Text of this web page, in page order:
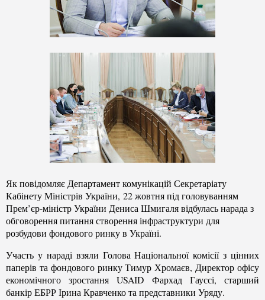
Як повідомляє Департамент комунікацій Секретаріату
Кабінету Міністрів України, 22 жовтня під головуванням
Прем’єр-міністр України Дениса Шмигаля відбулась нарада з
обговорення питання створення інфраструктури для
розбудови фондового ринку в Україні.
Участь у нараді взяли Голова Національної комісії з цінних
паперів та фондового ринку Тимур Хромаєв, Директор офісу
економічного зростання USAID Фархад Гауссі, старший
банкір ЕБРР Ірина Кравченко та представники Уряду.